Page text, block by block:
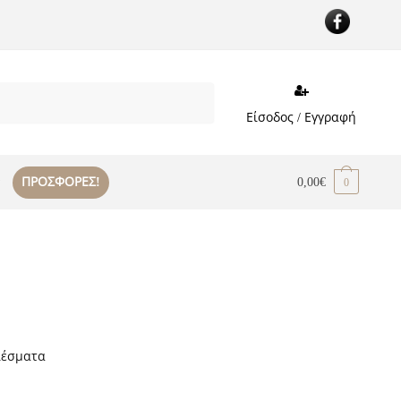
Είσοδος / Εγγραφή
ΠΡΟΣΦΟΡΕΣ! 0,00€ 0